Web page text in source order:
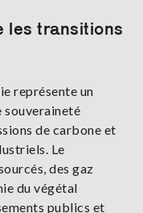
les transitions
représente un
souveraineté
de carbone et
Le
des gaz
du végétal
publics et